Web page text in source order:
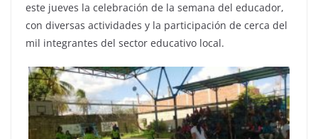
este jueves la celebración de la semana del educador,
con diversas actividades y la participación de cerca del
mil integrantes del sector educativo local.